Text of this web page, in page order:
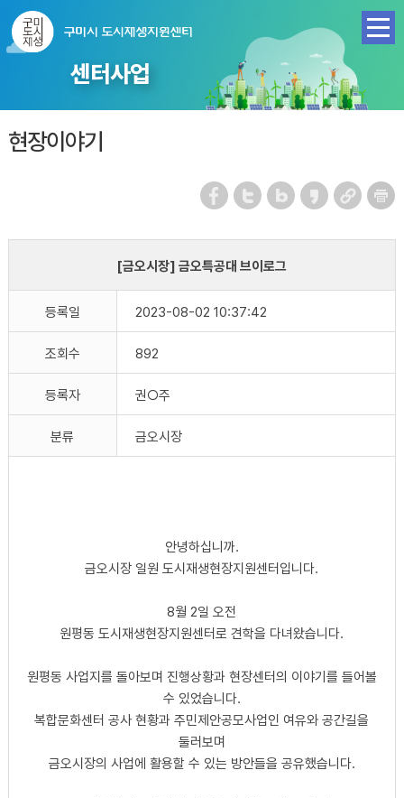
센터사업
현장이야기
[금오시장] 금오특공대 브이로그
등록일 2023-08-02 10:37:42
조회수 892
등록자 권○주
분류 금오시장
안녕하십니까.
금오시장 일원 도시재생현장지원센터입니다.
8월 2일 오전
원평동 도시재생현장지원센터로 견학을 다녀왔습니다.
원평동 사업지를 돌아보며 진행상황과 현장센터의 이야기를 들어볼
수 있었습니다.
복합문화센터 공사 현황과 주민제안공모사업인 여유와 공간길을
둘러보며
금오시장의 사업에 활용할 수 있는 방안들을 공유했습니다.